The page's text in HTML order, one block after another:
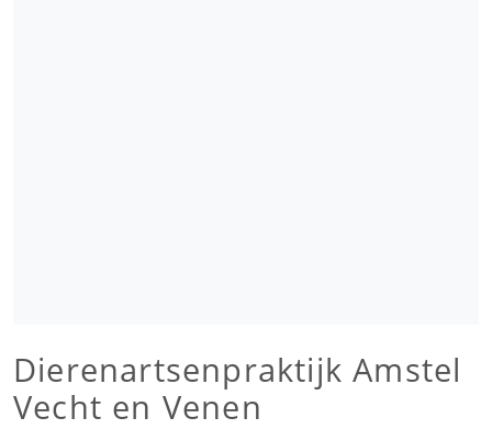
Dierenartsenpraktijk Amstel
Vecht en Venen